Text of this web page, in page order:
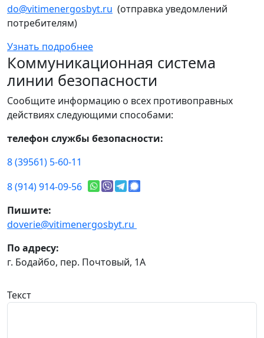
do@vitimenergosbyt.ru (отправка уведомлений
потребителям)
Узнать подробнее
Коммуникационная система
линии безопасности
Сообщите информацию о всех противоправных
действиях следующими способами:
телефон службы безопасности:
8 (39561) 5-60-11
8 (914) 914-09-56
Пишите:
doverie@vitimenergosbyt.ru
По адресу:
г. Бодайбо, пер. Почтовый, 1А
Текст